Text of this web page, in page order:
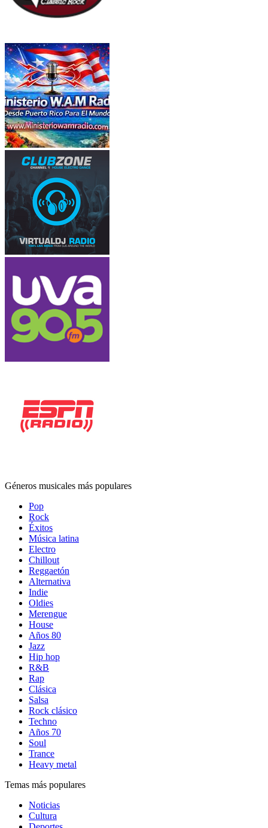
Géneros musicales más populares
Pop
Rock
Éxitos
Música latina
Electro
Chillout
Reggaetón
Alternativa
Indie
Oldies
Merengue
House
Años 80
Jazz
Hip hop
R&B
Rap
Clásica
Salsa
Rock clásico
Techno
Años 70
Soul
Trance
Heavy metal
Temas más populares
Noticias
Cultura